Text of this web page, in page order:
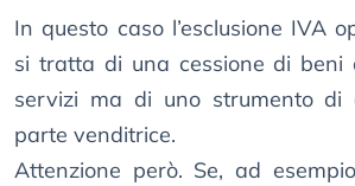
In questo caso l’esclusione IVA
si tratta di una cessione di beni
servizi ma di uno strumento di
parte venditrice.
Attenzione però. Se, ad